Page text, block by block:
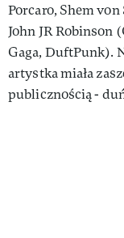
Porcaro, Shem
John JR Robinson
Gaga, DuftPunk).
artystka miała
publicznością -